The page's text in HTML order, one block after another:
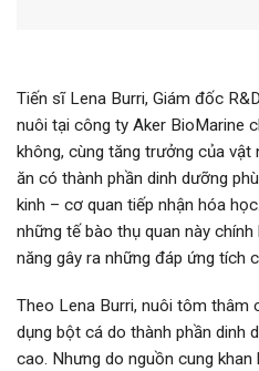
Tiến sĩ Lena Burri, Giám đốc
nuôi tại công ty Aker BioMarine
không, cùng tăng trưởng của vật
ăn có thành phần dinh dưỡng
kinh – cơ quan tiếp nhận hóa
những tế bào thụ quan này
năng gây ra những đáp ứng tích
Theo Lena Burri, nuôi tôm thâm
dụng bột cá do thành phần dinh
cao. Nhưng do nguồn cung